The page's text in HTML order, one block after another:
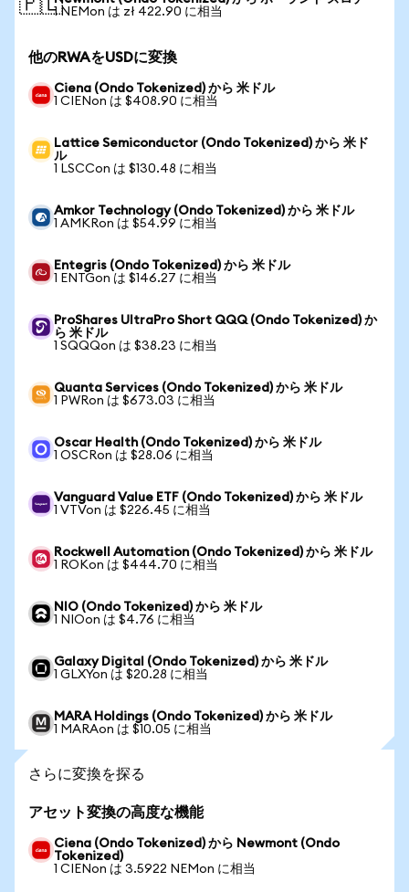
🇵🇱1 NEMon は zł 422.90 に相当
他のRWAをUSDに変換
Ciena (Ondo Tokenized) から 米ドル
1 CIENon は $408.90 に相当
Lattice Semiconductor (Ondo Tokenized) から 米ド
ル
1 LSCCon は $130.48 に相当
Amkor Technology (Ondo Tokenized) から 米ドル
1 AMKRon は $54.99 に相当
Entegris (Ondo Tokenized) から 米ドル
1 ENTGon は $146.27 に相当
ProShares UltraPro Short QQQ (Ondo Tokenized) か
ら 米ドル
1 SQQQon は $38.23 に相当
Quanta Services (Ondo Tokenized) から 米ドル
1 PWRon は $673.03 に相当
Oscar Health (Ondo Tokenized) から 米ドル
1 OSCRon は $28.06 に相当
Vanguard Value ETF (Ondo Tokenized) から 米ドル
1 VTVon は $226.45 に相当
Rockwell Automation (Ondo Tokenized) から 米ドル
1 ROKon は $444.70 に相当
NIO (Ondo Tokenized) から 米ドル
1 NIOon は $4.76 に相当
Galaxy Digital (Ondo Tokenized) から 米ドル
1 GLXYon は $20.28 に相当
MARA Holdings (Ondo Tokenized) から 米ドル
1 MARAon は $10.05 に相当
さらに変換を探る
アセット変換の高度な機能
Ciena (Ondo Tokenized) から Newmont (Ondo
Tokenized)
1 CIENon は 3.5922 NEMon に相当